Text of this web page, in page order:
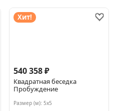
Хит!
540 358 ₽
Квадратная беседка
Пробуждение
Размер (м): 5х5